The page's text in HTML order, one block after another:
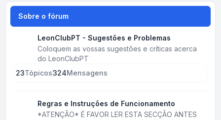
Sobre o fórum
LeonClubPT - Sugestões e Problemas
Coloquem as vossas sugestões e críticas acerca
do LeonClubPT
23Tópicos324Mensagens
Regras e Instruções de Funcionamento
*ATENÇÃO* É FAVOR LER ESTA SECÇÃO ANTES